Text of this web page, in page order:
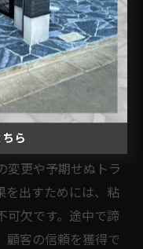
ず、進捗や問題点を
ことができます。現
重ねによって着実に
営業の舞台裏
変更や予期せぬトラ
を出すためには、粘
可欠です。途中で諦
顧客の信頼を獲得で
ちら
ら